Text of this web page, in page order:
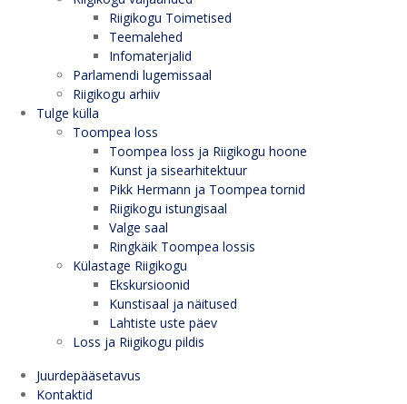
Riigikogu Toimetised
Teemalehed
Infomaterjalid
Parlamendi lugemissaal
Riigikogu arhiiv
Tulge külla
Toompea loss
Toompea loss ja Riigikogu hoone
Kunst ja sisearhitektuur
Pikk Hermann ja Toompea tornid
Riigikogu istungisaal
Valge saal
Ringkäik Toompea lossis
Külastage Riigikogu
Ekskursioonid
Kunstisaal ja näitused
Lahtiste uste päev
Loss ja Riigikogu pildis
Juurdepääsetavus
Kontaktid